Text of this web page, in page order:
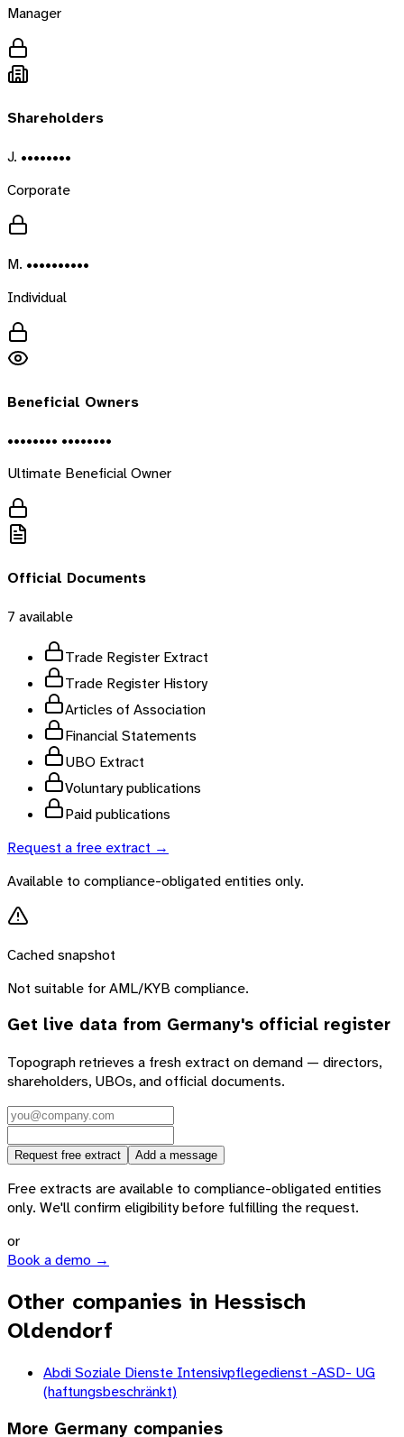
Manager
Shareholders
J. ••••••••
Corporate
M. ••••••••••
Individual
Beneficial Owners
•••••••• ••••••••
Ultimate Beneficial Owner
Official Documents
7 available
Trade Register Extract
Trade Register History
Articles of Association
Financial Statements
UBO Extract
Voluntary publications
Paid publications
Request a free extract →
Available to compliance-obligated entities only.
Cached snapshot
Not suitable for AML/KYB compliance.
Get live data from Germany's official register
Topograph retrieves a fresh extract on demand — directors,
shareholders, UBOs, and official documents.
Request free extract Add a message
Free extracts are available to compliance-obligated entities
only. We'll confirm eligibility before fulfilling the request.
or
Book a demo →
Other companies in Hessisch
Oldendorf
Abdi Soziale Dienste Intensivpflegedienst -ASD- UG
(haftungsbeschränkt)
More Germany companies